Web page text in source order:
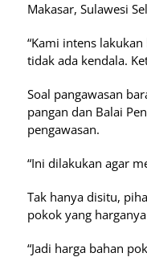
Makasar, Sulawesi
“Kami intens
tidak ada kendala.
Soal pangawasan
pangan dan Balai
pengawasan.
“Ini dilakukan agar
Tak hanya disitu,
pokok yang
“Jadi harga bahan